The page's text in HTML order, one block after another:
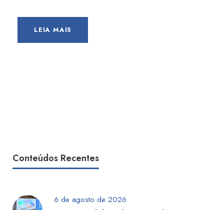
LEIA MAIS
Conteúdos Recentes
6 de agosto de 2026